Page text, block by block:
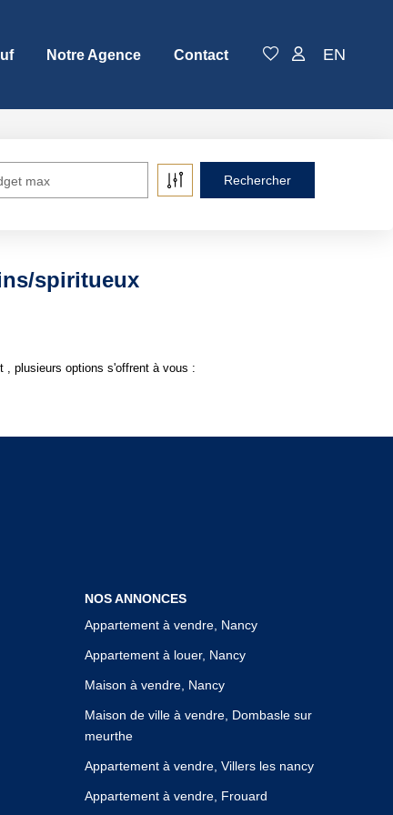
Notre Agence Contact EN
max
spiritueux
, plusieurs options s'offrent à vous :
NOS ANNONCES
Appartement à vendre, Nancy
Appartement à louer, Nancy
Maison à vendre, Nancy
Maison de ville à vendre, Dombasle sur
meurthe
Appartement à vendre, Villers les nancy
Appartement à vendre, Frouard